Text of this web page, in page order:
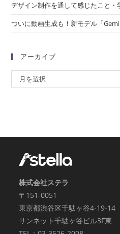
デザイン制作を通して感じたこと・
ついに動画生成も！新モデル「
アーカイブ
月を選択
株式会社ステラ
〒151-0051
東京都渋谷区千駄ヶ谷4-19-14
サンネット千駄ヶ谷ビル3F東